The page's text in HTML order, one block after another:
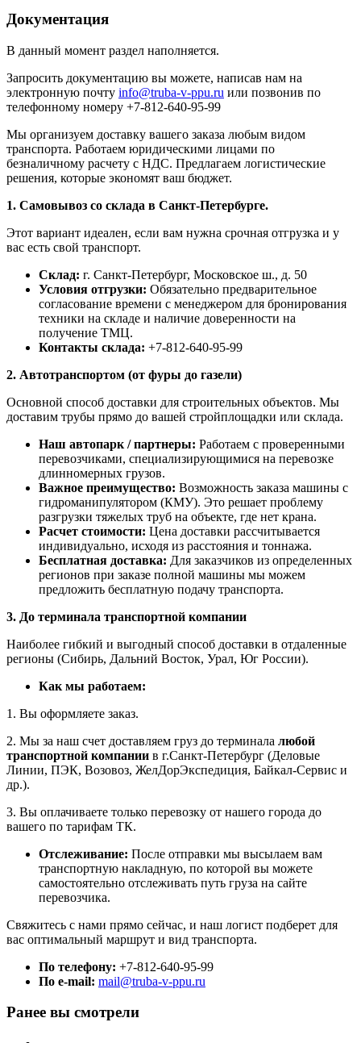
Документация
В данный момент раздел наполняется.
Запросить документацию вы можете, написав нам на
электронную почту info@truba-v-ppu.ru или позвонив по
телефонному номеру +7-812-640-95-99
Мы организуем доставку вашего заказа любым видом
транспорта. Работаем юридическими лицами по
безналичному расчету с НДС. Предлагаем логистические
решения, которые экономят ваш бюджет.
1. Самовывоз со склада в Санкт-Петербурге.
Этот вариант идеален, если вам нужна срочная отгрузка и у
вас есть свой транспорт.
Склад: г. Санкт-Петербург, Московское ш., д. 50
Условия отгрузки: Обязательно предварительное
согласование времени с менеджером для бронирования
техники на складе и наличие доверенности на
получение ТМЦ.
Контакты склада: +7-812-640-95-99
2. Автотранспортом (от фуры до газели)
Основной способ доставки для строительных объектов. Мы
доставим трубы прямо до вашей стройплощадки или склада.
Наш автопарк / партнеры: Работаем с проверенными
перевозчиками, специализирующимися на перевозке
длинномерных грузов.
Важное преимущество: Возможность заказа машины с
гидроманипулятором (КМУ). Это решает проблему
разгрузки тяжелых труб на объекте, где нет крана.
Расчет стоимости: Цена доставки рассчитывается
индивидуально, исходя из расстояния и тоннажа.
Бесплатная доставка: Для заказчиков из определенных
регионов при заказе полной машины мы можем
предложить бесплатную подачу транспорта.
3. До терминала транспортной компании
Наиболее гибкий и выгодный способ доставки в отдаленные
регионы (Сибирь, Дальний Восток, Урал, Юг России).
Как мы работаем:
1. Вы оформляете заказ.
2. Мы за наш счет доставляем груз до терминала любой
транспортной компании в г.Санкт-Петербург (Деловые
Линии, ПЭК, Возовоз, ЖелДорЭкспедиция, Байкал-Сервис и
др.).
3. Вы оплачиваете только перевозку от нашего города до
вашего по тарифам ТК.
Отслеживание: После отправки мы высылаем вам
транспортную накладную, по которой вы можете
самостоятельно отслеживать путь груза на сайте
перевозчика.
Свяжитесь с нами прямо сейчас, и наш логист подберет для
вас оптимальный маршрут и вид транспорта.
По телефону: +7-812-640-95-99
По e-mail: mail@truba-v-ppu.ru
Ранее вы смотрели